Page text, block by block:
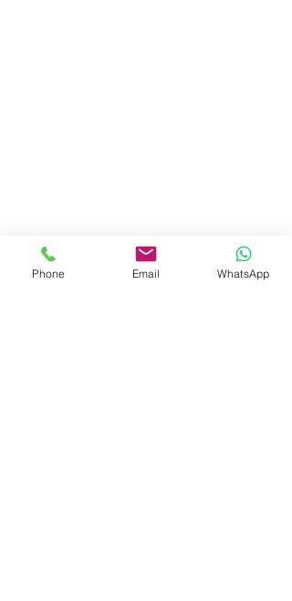
Phone Email WhatsApp